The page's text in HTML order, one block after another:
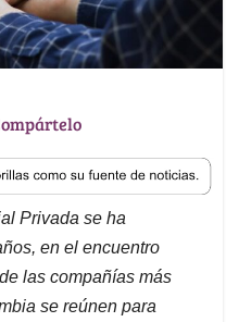
Privada se ha
en el encuentro
las compañías más
se reúnen para